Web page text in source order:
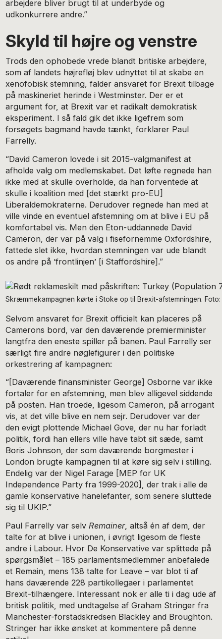
arbejdere bliver brugt til at underbyde og
udkonkurrere andre.”
Skyld til højre og venstre
Trods den ophobede vrede blandt britiske arbejdere,
som af landets højrefløj blev udnyttet til at skabe en
xenofobisk stemning, falder ansvaret for Brexit tilbage
på maskineriet herinde i Westminster. Der er et
argument for, at Brexit var et radikalt demokratisk
eksperiment. I så fald gik det ikke ligefrem som
forsøgets bagmand havde tænkt, forklarer Paul
Farrelly.
“David Cameron lovede i sit 2015-valgmanifest at
afholde valg om medlemskabet. Det løfte regnede han
ikke med at skulle overholde, da han forventede at
skulle i koalition med [det stærkt pro-EU]
Liberaldemokraterne. Derudover regnede han med at
ville vinde en eventuel afstemning om at blive i EU på
komfortabel vis. Men den Eton-uddannede David
Cameron, der var på valg i fisefornemme Oxfordshire,
fattede slet ikke, hvordan stemningen var ude blandt
os andre på ’frontlinjen’ [i Staffordshire].”
Skræmmekampagnen kørte i Stoke op til Brexit-afstemningen. Foto:
Selvom ansvaret for Brexit officielt kan placeres på
Camerons bord, var den daværende premierminister
langtfra den eneste spiller på banen. Paul Farrelly ser
særligt fire andre nøglefigurer i den politiske
orkestrering af kampagnen:
“[Daværende finansminister George] Osborne var ikke
fortaler for en afstemning, men blev alligevel siddende
på posten. Han troede, ligesom Cameron, på arrogant
vis, at det ville blive en nem sejr. Derudover var der
den evigt plottende Michael Gove, der nu har forladt
politik, fordi han ellers ville have tabt sit sæde, samt
Boris Johnson, der som daværende borgmester i
London brugte kampagnen til at køre sig selv i stilling.
Endelig var der Nigel Farage [MEP for UK
Independence Party fra 1999-2020], der trak i alle de
gamle konservative hanelefanter, som senere sluttede
sig til UKIP.”
Paul Farrelly var selv Remainer, altså én af dem, der
talte for at blive i unionen, i øvrigt ligesom de fleste
andre i Labour. Hvor De Konservative var splittede på
spørgsmålet – 185 parlamentsmedlemmer anbefalede
et Remain, mens 138 talte for Leave – var blot ti af
hans daværende 228 partikollegaer i parlamentet
Brexit-tilhængere. Interessant nok er alle ti i dag ude af
britisk politik, med undtagelse af Graham Stringer fra
Manchester-forstadskredsen Blackley and Broughton.
Stringer har ikke ønsket at kommentere på denne